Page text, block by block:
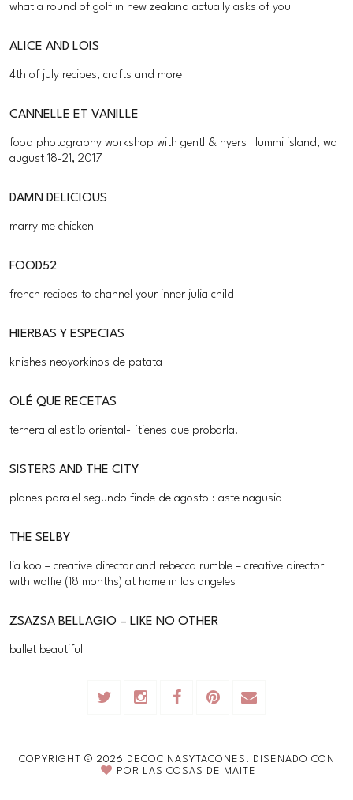
what a round of golf in new zealand actually asks of you
ALICE AND LOIS
4th of july recipes, crafts and more
CANNELLE ET VANILLE
food photography workshop with gentl & hyers | lummi island, wa
august 18-21, 2017
DAMN DELICIOUS
marry me chicken
FOOD52
french recipes to channel your inner julia child
HIERBAS Y ESPECIAS
knishes neoyorkinos de patata
OLÉ QUE RECETAS
ternera al estilo oriental- ¡tienes que probarla!
SISTERS AND THE CITY
planes para el segundo finde de agosto : aste nagusia
THE SELBY
lia koo – creative director and rebecca rumble – creative director
with wolfie (18 months) at home in los angeles
ZSAZSA BELLAGIO – LIKE NO OTHER
ballet beautiful
COPYRIGHT © 2026 DECOCINASYTACONES.
DISEÑADO CON
POR
LAS COSAS DE MAITE